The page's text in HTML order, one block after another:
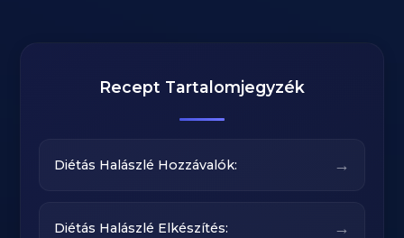
Recept Tartalomjegyzék
Diétás Halászlé Hozzávalók: →
Diétás Halászlé Elkészítés: →